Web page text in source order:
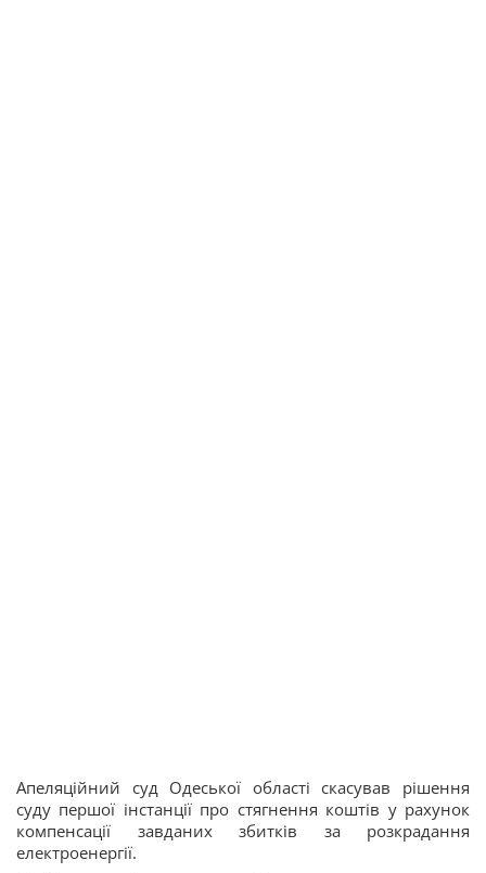
Апеляційний суд Одеської області скасував рішення
суду першої інстанції про стягнення коштів у рахунок
компенсації завданих збитків за розкрадання
електроенергії.